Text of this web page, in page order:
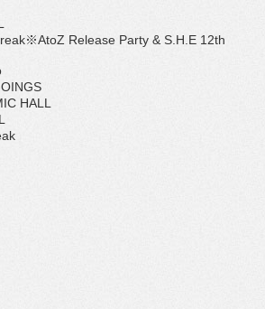
Release Party & S.H.E 12th
HALL